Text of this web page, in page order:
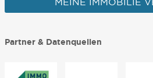
Partner & Datenquellen